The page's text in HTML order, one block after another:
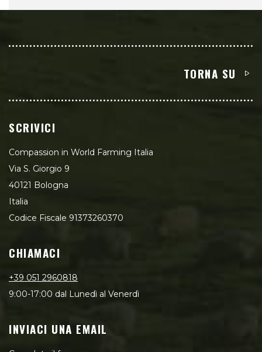
TORNA SU
SCRIVICI
Compassion in World Farming Italia
Via S. Giorgio 9
40121 Bologna
Italia
Codice Fiscale 91373260370
CHIAMACI
+39 051 2960818
9:00-17:00 dal Lunedì al Venerdì
INVIACI UNA EMAIL